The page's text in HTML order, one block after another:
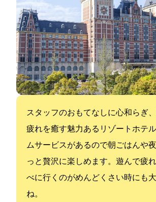
スタッフのおもてなしに心和らぎ
疲れを癒す魅力あるリゾートホテ
ムサービスがあるので朝ごはんや
っと贅沢に楽しめます。遊んで疲
べに行くのがめんどくさい時にも
ね。